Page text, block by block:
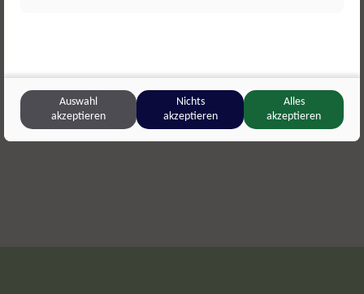
Biohof Pertiller Oberwimmpoint,Eugendorf
Chili
Frischgemüse
Erdäpfel
Auswahl
akzeptieren
Nichts
akzeptieren
Alles
akzeptieren